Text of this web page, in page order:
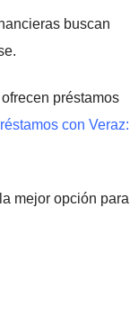
buscan
préstamos
con Veraz:
mejor opción para